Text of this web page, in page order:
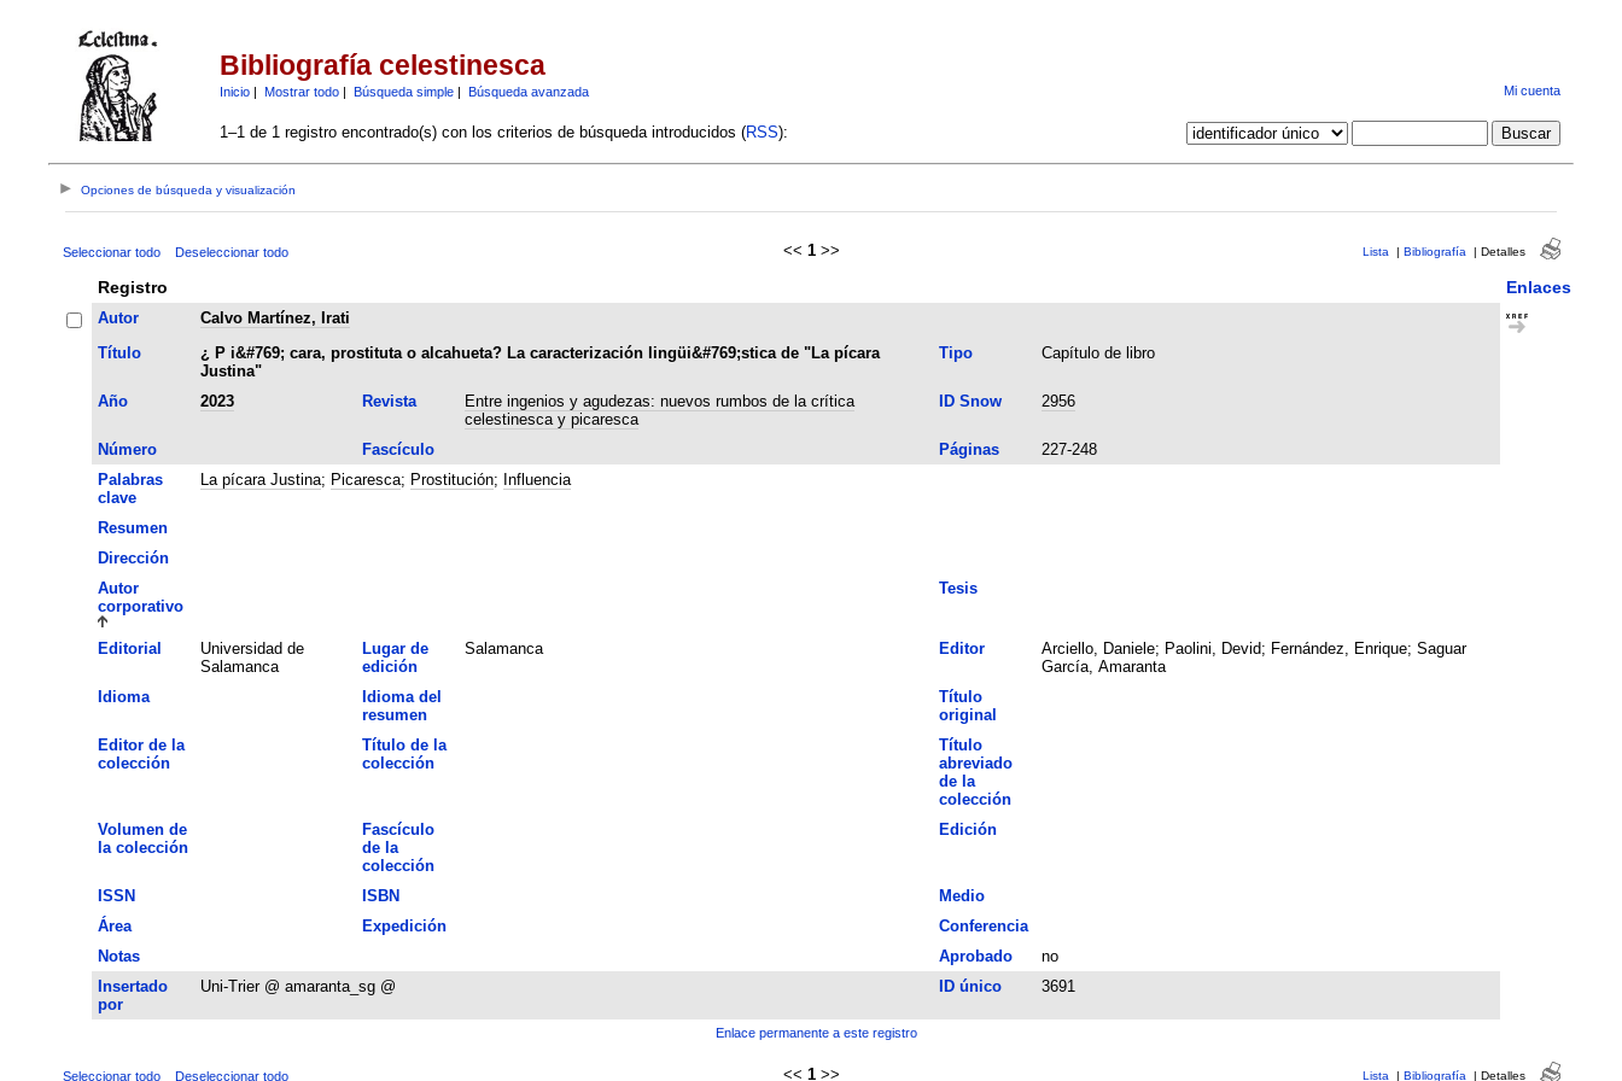
Bibliografía celestinesca
Inicio| Mostrar todo| Búsqueda simple| Búsqueda avanzada Mi cuenta
1–1 de 1 registro encontrado(s) con los criterios de búsqueda introducidos (RSS):
Opciones de búsqueda y visualización
Seleccionar todo Deseleccionar todo << 1 >> Lista | Bibliografía | Detalles
Registro Enlaces
Autor
Calvo Martínez, Irati
Título
¿ P i&#769; cara, prostituta o alcahueta? La caracterización lingüi&#769;stica de "La pícara
Justina"
Tipo Capítulo de libro
Año 2023 Revista
Entre ingenios y agudezas: nuevos rumbos de la crítica
celestinesca y picaresca
ID Snow 2956
Número Fascículo Páginas
227-248
Palabras
clave
La pícara Justina; Picaresca; Prostitución; Influencia
Resumen
Dirección
Autor
corporativo
Tesis
Editorial
Universidad de
Salamanca
Lugar de
edición
Salamanca Editor
Arciello, Daniele; Paolini, Devid; Fernández, Enrique; Saguar
García, Amaranta
Idioma
Idioma del
resumen
Título
original
Editor de la
colección
Título de la
colección
Título
abreviado
de la
colección
Volumen de
la colección
Fascículo
de la
colección
Edición
ISSN ISBN
Medio
Área
Expedición
Conferencia
Notas
Aprobado
no
Insertado
por
Uni-Trier @ amaranta_sg @ ID único 3691
Enlace permanente a este registro
Seleccionar todo Deseleccionar todo << 1 >> Lista | Bibliografía | Detalles